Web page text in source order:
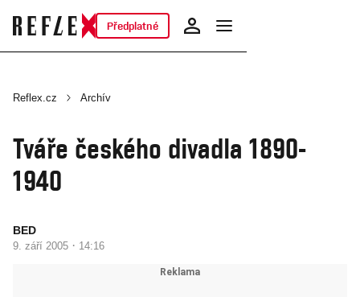
Předplatné
Reflex.cz Archív
Tváře českého divadla 1890-
1940
BED
9. září 2005 · 14:16